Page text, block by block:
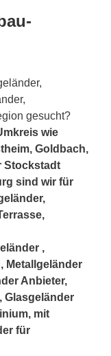
gesucht?
wie
Goldbach,
Stockstadt
sind wir für
,
Metallgeländer
Anbieter,
Glasgeländer
mit
für